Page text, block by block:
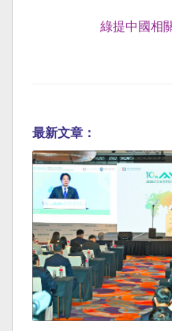
綠提中國相
最新文章：